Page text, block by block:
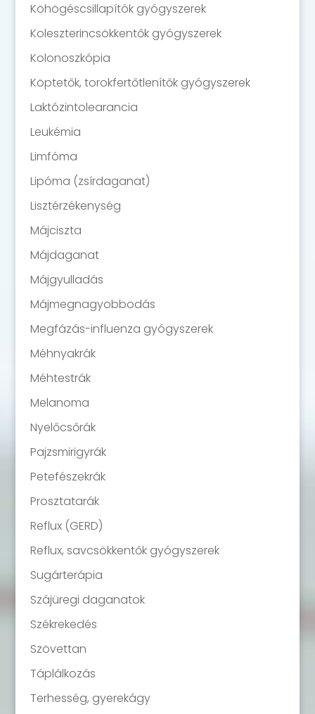
Köhögéscsillapítók gyógyszerek
Koleszterincsökkentők gyógyszerek
Kolonoszkópia
Köptetők, torokfertőtlenítők gyógyszerek
Laktózintolearancia
Leukémia
Limfóma
Lipóma (zsírdaganat)
Lisztérzékenység
Májciszta
Májdaganat
Májgyulladás
Májmegnagyobbodás
Megfázás-influenza gyógyszerek
Méhnyakrák
Méhtestrák
Melanoma
Nyelőcsőrák
Pajzsmirigyrák
Petefészekrák
Prosztatarák
Reflux (GERD)
Reflux, savcsökkentők gyógyszerek
Sugárterápia
Szájüregi daganatok
Székrekedés
Szövettan
Táplálkozás
Terhesség, gyerekágy